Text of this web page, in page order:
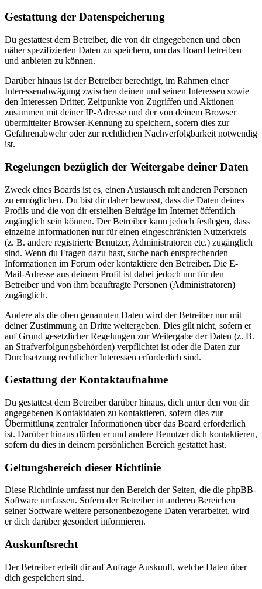
Gestattung der Datenspeicherung
Du gestattest dem Betreiber, die von dir eingegebenen und oben
näher spezifizierten Daten zu speichern, um das Board betreiben
und anbieten zu können.
Darüber hinaus ist der Betreiber berechtigt, im Rahmen einer
Interessenabwägung zwischen deinen und seinen Interessen sowie
den Interessen Dritter, Zeitpunkte von Zugriffen und Aktionen
zusammen mit deiner IP-Adresse und der von deinem Browser
übermittelter Browser-Kennung zu speichern, sofern dies zur
Gefahrenabwehr oder zur rechtlichen Nachverfolgbarkeit notwendig
ist.
Regelungen bezüglich der Weitergabe deiner Daten
Zweck eines Boards ist es, einen Austausch mit anderen Personen
zu ermöglichen. Du bist dir daher bewusst, dass die Daten deines
Profils und die von dir erstellten Beiträge im Internet öffentlich
zugänglich sein können. Der Betreiber kann jedoch festlegen, dass
einzelne Informationen nur für einen eingeschränkten Nutzerkreis
(z. B. andere registrierte Benutzer, Administratoren etc.) zugänglich
sind. Wenn du Fragen dazu hast, suche nach entsprechenden
Informationen im Forum oder kontaktiere den Betreiber. Die E-
Mail-Adresse aus deinem Profil ist dabei jedoch nur für den
Betreiber und von ihm beauftragte Personen (Administratoren)
zugänglich.
Andere als die oben genannten Daten wird der Betreiber nur mit
deiner Zustimmung an Dritte weitergeben. Dies gilt nicht, sofern er
auf Grund gesetzlicher Regelungen zur Weitergabe der Daten (z. B.
an Strafverfolgungsbehörden) verpflichtet ist oder die Daten zur
Durchsetzung rechtlicher Interessen erforderlich sind.
Gestattung der Kontaktaufnahme
Du gestattest dem Betreiber darüber hinaus, dich unter den von dir
angegebenen Kontaktdaten zu kontaktieren, sofern dies zur
Übermittlung zentraler Informationen über das Board erforderlich
ist. Darüber hinaus dürfen er und andere Benutzer dich kontaktieren,
sofern du dies in deinem persönlichen Bereich gestattet hast.
Geltungsbereich dieser Richtlinie
Diese Richtlinie umfasst nur den Bereich der Seiten, die die phpBB-
Software umfassen. Sofern der Betreiber in anderen Bereichen
seiner Software weitere personenbezogene Daten verarbeitet, wird
er dich darüber gesondert informieren.
Auskunftsrecht
Der Betreiber erteilt dir auf Anfrage Auskunft, welche Daten über
dich gespeichert sind.